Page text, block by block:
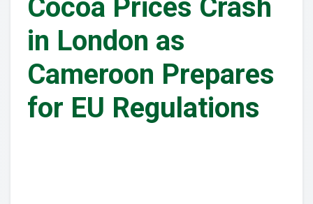
Cocoa Prices Crash
in London as
Cameroon Prepares
for EU Regulations